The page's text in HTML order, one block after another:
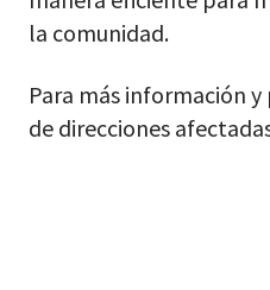
la comunidad.
Para más información
de direcciones